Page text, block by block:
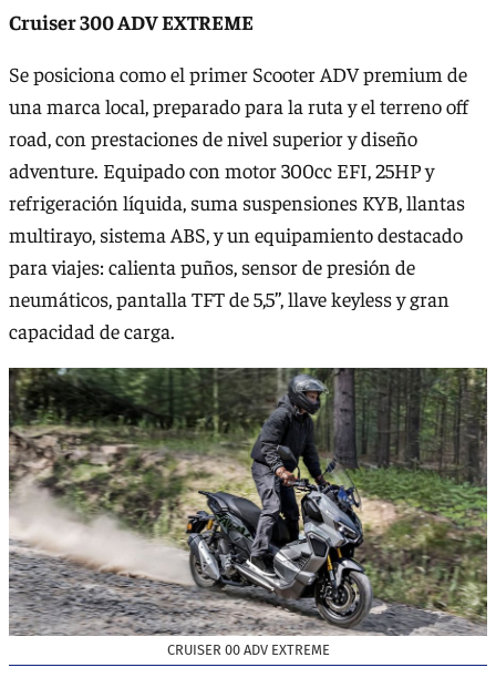
Cruiser 300 ADV EXTREME
Se posiciona como el primer Scooter ADV premium de
una marca local, preparado para la ruta y el terreno off
road, con prestaciones de nivel superior y diseño
adventure. Equipado con motor 300cc EFI, 25HP y
refrigeración líquida, suma suspensiones KYB, llantas
multirayo, sistema ABS, y un equipamiento destacado
para viajes: calienta puños, sensor de presión de
neumáticos, pantalla TFT de 5,5’’, llave keyless y gran
capacidad de carga.
CRUISER 00 ADV EXTREME